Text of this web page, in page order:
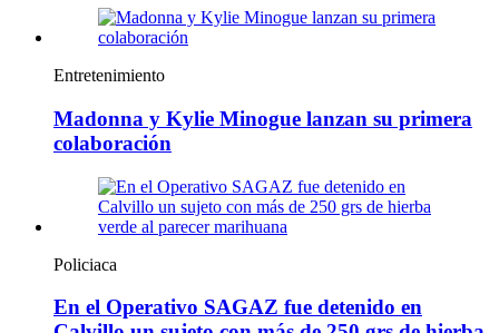
Entretenimiento
Madonna y Kylie Minogue lanzan su primera
colaboración
Policiaca
En el Operativo SAGAZ fue detenido en